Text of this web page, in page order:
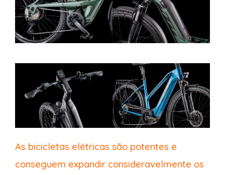
As bicicletas elétricas são potentes e
conseguem expandir consideravelmente os